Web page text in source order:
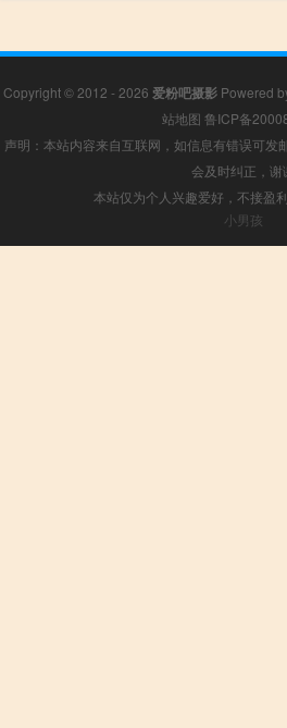
Copyright © 2012 - 2026 爱粉吧摄影 Powered
站地图 鲁ICP备
声明：本站内容来自互联网，如信息有错误可发
会及时纠正，谢
本站仅为个人兴趣爱好，不接盈
小男孩